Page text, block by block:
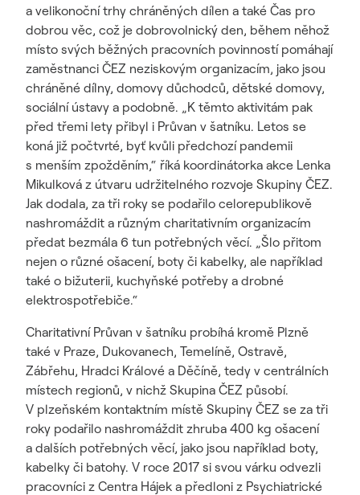
a velikonoční trhy chráněných dílen a také Čas pro
dobrou věc, což je dobrovolnický den, během něhož
místo svých běžných pracovních povinností pomáhají
zaměstnanci ČEZ neziskovým organizacím, jako jsou
chráněné dílny, domovy důchodců, dětské domovy,
sociální ústavy a podobně. „K těmto aktivitám pak
před třemi lety přibyl i Průvan v šatníku. Letos se
koná již počtvrté, byť kvůli předchozí pandemii
s menším zpožděním,“ říká koordinátorka akce Lenka
Mikulková z útvaru udržitelného rozvoje Skupiny ČEZ.
Jak dodala, za tři roky se podařilo celorepublikově
nashromáždit a různým charitativním organizacím
předat bezmála 6 tun potřebných věcí. „Šlo přitom
nejen o různé ošacení, boty či kabelky, ale například
také o bižuterii, kuchyňské potřeby a drobné
elektrospotřebiče.“
Charitativní Průvan v šatníku probíhá kromě Plzně
také v Praze, Dukovanech, Temelíně, Ostravě,
Zábřehu, Hradci Králové a Děčíně, tedy v centrálních
místech regionů, v nichž Skupina ČEZ působí.
V plzeňském kontaktním místě Skupiny ČEZ se za tři
roky podařilo nashromáždit zhruba 400 kg ošacení
a dalších potřebných věcí, jako jsou například boty,
kabelky či batohy. V roce 2017 si svou várku odvezli
pracovníci z Centra Hájek a předloni z Psychiatrické